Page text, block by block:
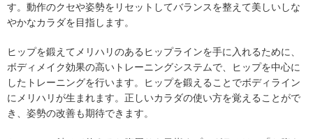
す。動作のクセや姿勢をリセットしてバランスを整えて美しいしな
やかなカラダを目指します。
ヒップを鍛えてメリハリのあるヒップラインを手に入れるために、
ボディメイク効果の高いトレーニングシステムで、ヒップを中心に
したトレーニングを行います。ヒップを鍛えることでボディライン
にメリハリが生まれます。正しいカラダの使い方を覚えることがで
き、姿勢の改善も期待できます。